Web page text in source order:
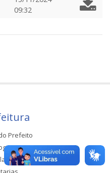
09:32
Prefeito